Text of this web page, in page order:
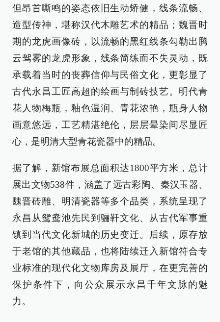
但昂首嘶鸣的姿态依旧生动矫健，线条流畅、
造型传神，堪称汉代木雕艺术的精品；魏晋时
期的龙虎画像砖，以流畅的黑红线条勾勒出腾
云驾雾的龙虎形象，线条简练而不失灵动，既
承载着当时的丧葬信仰与民俗文化，更彰显了
古代永昌工匠高超的绘画与制砖技艺。明代青
花人物梅瓶，釉色温润、青花浓艳，瓶身人物
画意悠远，工艺精湛绝伦，层层晕染间尽显匠
心，是明清大型青花瓷器中的精品。
据了解，新馆布展总面积达1800平方米，总计
展出文物538件，涵盖了远古彩陶、秦汉玉器、
魏晋砖雕、明清瓷器等多个品类，系统呈现了
永昌从鸳鸯池先民到骊靬文化、从古代军事重
镇到当代文化新城的历史变迁。后续，原存放
于老馆的其他藏品，也将陆续迁入新馆符合专
业标准的现代化文物库房及展厅，在更完善的
保护条件下，向公众展示永昌千年文脉的魅
力。